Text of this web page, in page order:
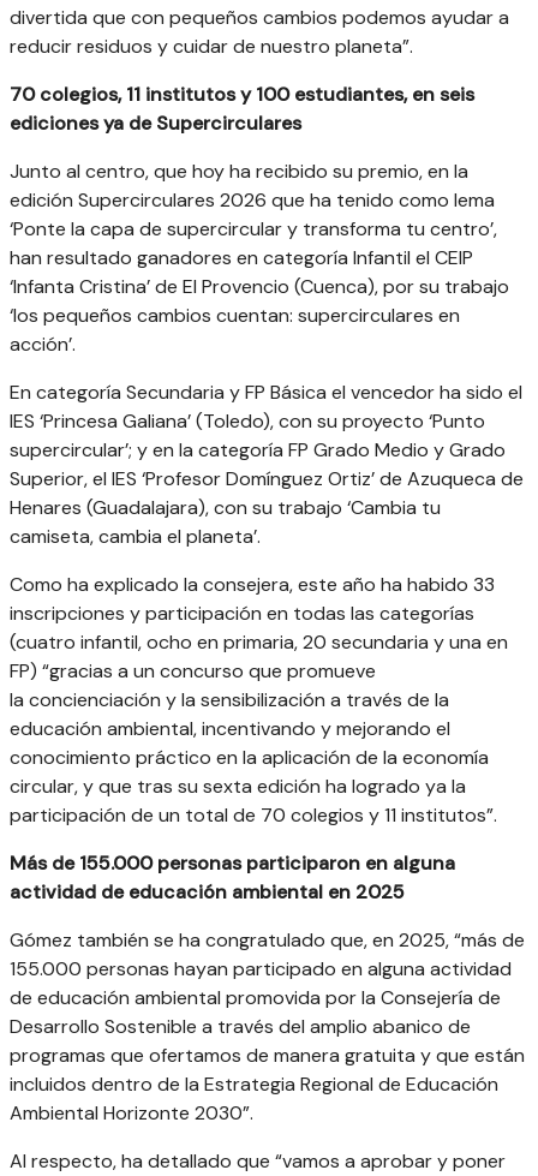
divertida que con pequeños cambios podemos ayudar a
reducir residuos y cuidar de nuestro planeta”.
70 colegios, 11 institutos y 100 estudiantes, en seis
ediciones ya de Supercirculares
Junto al centro, que hoy ha recibido su premio, en la
edición Supercirculares 2026 que ha tenido como lema
‘Ponte la capa de supercircular y transforma tu centro’,
han resultado ganadores en categoría Infantil el CEIP
‘Infanta Cristina’ de El Provencio (Cuenca), por su trabajo
‘los pequeños cambios cuentan: supercirculares en
acción’.
En categoría Secundaria y FP Básica el vencedor ha sido el
IES ‘Princesa Galiana’ (Toledo), con su proyecto ‘Punto
supercircular’; y en la categoría FP Grado Medio y Grado
Superior, el IES ‘Profesor Domínguez Ortiz’ de Azuqueca de
Henares (Guadalajara), con su trabajo ‘Cambia tu
camiseta, cambia el planeta’.
Como ha explicado la consejera, este año ha habido 33
inscripciones y participación en todas las categorías
(cuatro infantil, ocho en primaria, 20 secundaria y una en
FP) “gracias a un concurso que promueve
la concienciación y la sensibilización a través de la
educación ambiental, incentivando y mejorando el
conocimiento práctico en la aplicación de la economía
circular, y que tras su sexta edición ha logrado ya la
participación de un total de 70 colegios y 11 institutos”.
Más de 155.000 personas participaron en alguna
actividad de educación ambiental en 2025
Gómez también se ha congratulado que, en 2025, “más de
155.000 personas hayan participado en alguna actividad
de educación ambiental promovida por la Consejería de
Desarrollo Sostenible a través del amplio abanico de
programas que ofertamos de manera gratuita y que están
incluidos dentro de la Estrategia Regional de Educación
Ambiental Horizonte 2030”.
Al respecto, ha detallado que “vamos a aprobar y poner